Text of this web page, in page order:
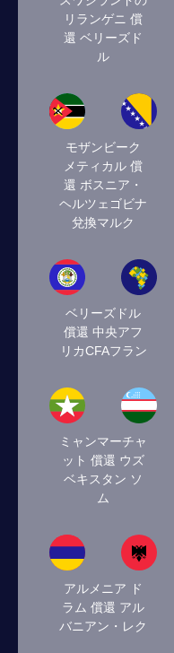
リランゲニ 償
還 ベリーズド
ル
モザンビーク
メティカル 償
還 ボスニア・
ヘルツェゴビナ
兌換マルク
ベリーズドル
償還 中央アフ
リカCFAフラン
ミャンマーチャ
ット 償還 ウズ
ベキスタン ソ
ム
アルメニア ド
ラム 償還 アル
バニアン・レク